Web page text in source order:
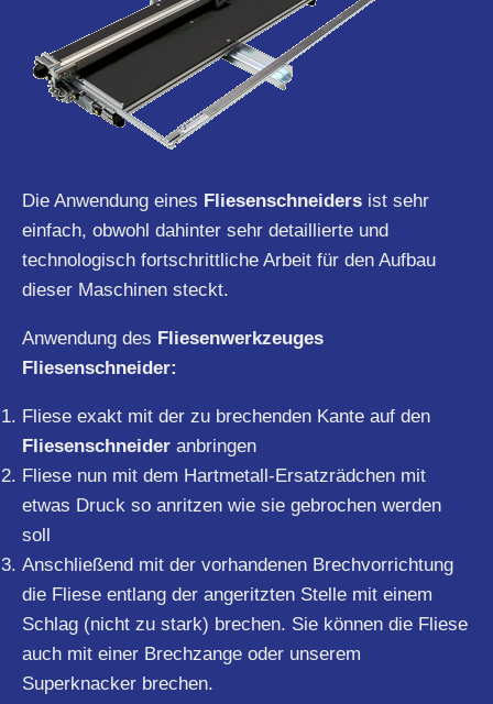
Die Anwendung eines Fliesenschneiders ist sehr
einfach, obwohl dahinter sehr detaillierte und
technologisch fortschrittliche Arbeit für den Aufbau
dieser Maschinen steckt.
Anwendung des Fliesenwerkzeuges
Fliesenschneider:
Fliese exakt mit der zu brechenden Kante auf den
Fliesenschneider anbringen
Fliese nun mit dem Hartmetall-Ersatzrädchen mit
etwas Druck so anritzen wie sie gebrochen werden
soll
Anschließend mit der vorhandenen Brechvorrichtung
die Fliese entlang der angeritzten Stelle mit einem
Schlag (nicht zu stark) brechen. Sie können die Fliese
auch mit einer Brechzange oder unserem
Superknacker brechen.